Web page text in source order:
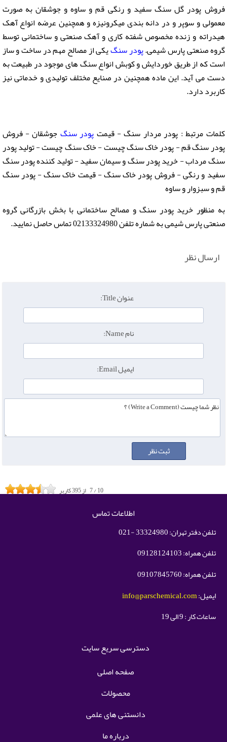
فروش پودر گل سنگ سفید و رنگی قم و ساوه و جوشقان به صورت
معمولی و سوپر و در دانه بندی میکرونیزه و همچنین عرضه انواع آهک
هیدراته و زنده مخصوص شفته کاری و آهک صنعتی و ساختمانی توسط
گروه صنعتی پارس شیمی.پودر سنگیکی از مصالح مهم در ساخت و ساز
است که از طریق خوردایش و کوبش انواع سنگ های موجود در طبیعت به
دست می آید. این ماده همچنین در صنایع مختلف تولیدی و خدماتی نیز
کاربرد دارد.
کلمات مرتبط : پودر مردار سنگ - قیمتپودر سنگجوشقان - فروش
پودر سنگ قم - پودر خاک سنگ چیست - خاک سنگ چیست - تولید پودر
سنگ مرداب - خرید پودر سنگ و سیمان سفید - تولید کننده پودر سنگ
سفید و رنگی - فروش پودر خاک سنگ - قیمت خاک سنگ - پودر سنگ
قم و سبزوار و ساوه
به منظور خرید پودر سنگ و مصالح ساختمانی با بخش بازرگانی گروه
صنعتی پارس شیمی به شماره تلفن 02133324980 تماس حاصل نمایید.
ارسال نظر
عنوان Title:
نام Name:
ایمیل Email:
7/10 از395کاربر
اطلاعات تماس
تلفن دفتر تهران: 33324980 -021
تلفن همراه: 09128124103
تلفن همراه: 09107845760
ایمیل:info@parschemical.com
ساعات کار : 9 الی 19
دسترسی سریع سایت
صفحه اصلی
محصولات
دانستنی های علمی
درباره ما